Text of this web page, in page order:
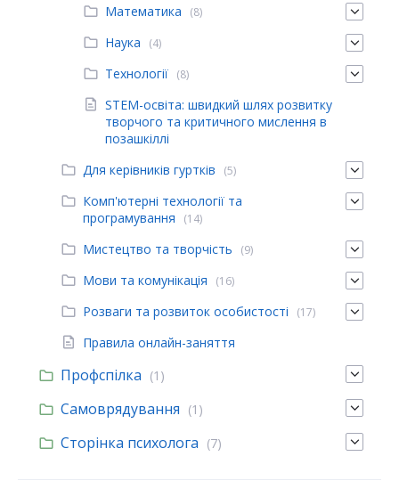
Математика (8)
Наука (4)
Технології (8)
STEM-освіта: швидкий шлях розвитку
творчого та критичного мислення в
позашкіллі
Для керівників гуртків
(5)
Комп'ютерні технології та
програмування
(14)
Мистецтво та творчість (9)
Мови та комунікація (16)
Розваги та розвиток особистості (17)
Правила онлайн-заняття
Профспілка (1)
Самоврядування (1)
Сторінка психолога (7)